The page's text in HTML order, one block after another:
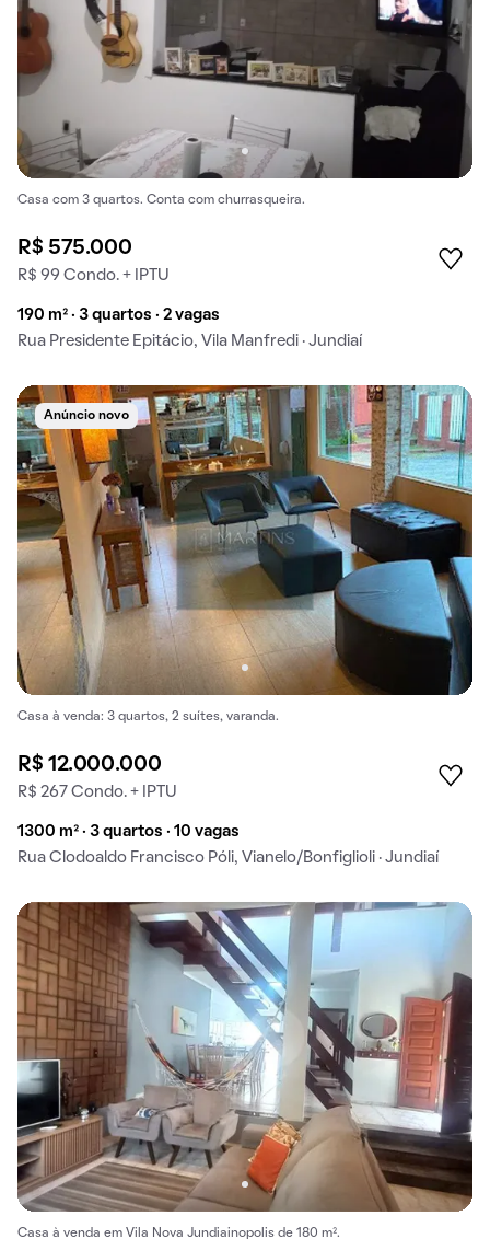
Casa com 3 quartos. Conta com churrasqueira.
R$ 575.000
R$ 99 Condo. + IPTU
190 m² · 3 quartos · 2 vagas
Rua Presidente Epitácio, Vila Manfredi · Jundiaí
Anúncio novo
Casa à venda: 3 quartos, 2 suítes, varanda.
R$ 12.000.000
R$ 267 Condo. + IPTU
1300 m² · 3 quartos · 10 vagas
Rua Clodoaldo Francisco Póli, Vianelo/Bonfiglioli · Jundiaí
Casa à venda em Vila Nova Jundiainopolis de 180 m².